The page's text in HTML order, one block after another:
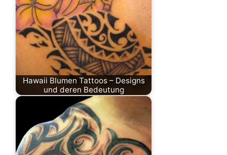
Hawaii Blumen Tattoos – Designs
und deren Bedeutung